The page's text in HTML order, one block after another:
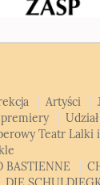
Artyści
Teatr Lalki
BASTIENNE